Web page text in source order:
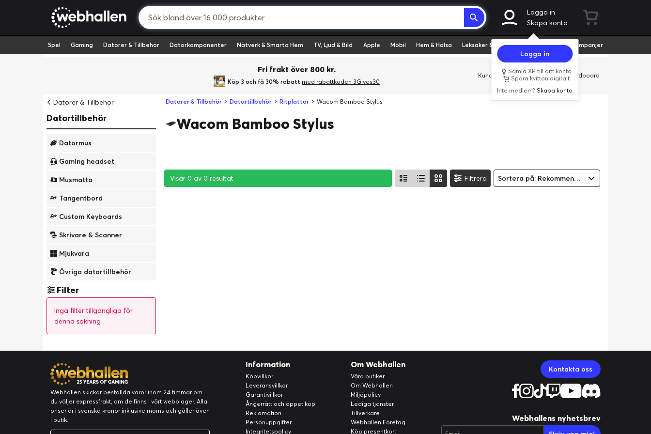
Logga in
Skapa konto
Logga in
Samla XP till ditt konto
Spara kvitton digitalt
Inte medlem?Skapa konto
Spel Gaming Datorer & Tillbehör Datorkomponenter Nätverk & Smarta Hem TV, Ljud & Bild Apple Mobil Hem & Hälsa Leksaker & Hobby Fyndvaror Kampanjer
Fri frakt över 800 kr.
Köp 3 och få 30% rabatt med rabattkoden 3Gives30
Kundservice Butiker Företag Cardboard
Datorer & Tillbehör
Datortillbehör
Datormus
Gaming headset
Musmatta
Tangentbord
Custom Keyboards
Skrivare & Scanner
Mjukvara
Övriga datortillbehör
Filter
Inga filter tillgängliga för
denna sökning
Datorer & Tillbehör Datortillbehör Ritplattor Wacom Bamboo Stylus
Wacom Bamboo Stylus
Visar 0 av 0 resultat
Visar 0 av 0 resultat
Visar 0 av 0 resultat Filtrera Sortera på: Rekommenderad
Webhallen skickar beställda varor inom 24 timmar om
du väljer expressfrakt, om de finns i vårt webblager. Alla
priser är i svenska kronor inklusive moms och gäller även
i butik.
Information
Köpvillkor
Leveransvillkor
Garantivillkor
Ångerrätt och öppet köp
Reklamation
Personuppgifter
Integritetspolicy
Om Webhallen
Våra butiker
Om Webhallen
Miljöpolicy
Lediga tjänster
Tillverkare
Webhallen Företag
Köp presentkort
Kontakta oss
Webhallens nyhetsbrev